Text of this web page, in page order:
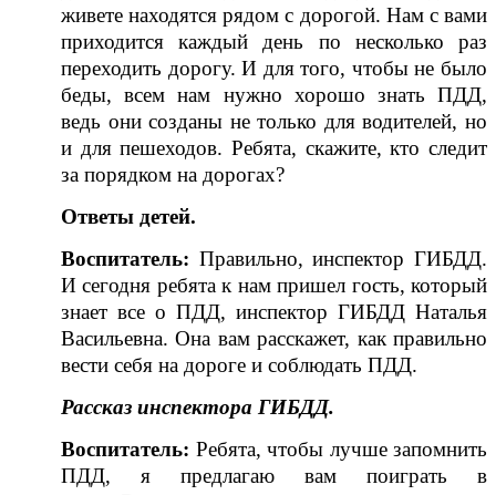
живете находятся рядом с дорогой. Нам с вами
приходится каждый день по несколько раз
переходить дорогу. И для того, чтобы не было
беды, всем нам нужно хорошо знать ПДД,
ведь они созданы не только для водителей, но
и для пешеходов. Ребята, скажите, кто следит
за порядком на дорогах?
Ответы детей.
Воспитатель: Правильно, инспектор ГИБДД.
И сегодня ребята к нам пришел гость, который
знает все о ПДД, инспектор ГИБДД Наталья
Васильевна. Она вам расскажет, как правильно
вести себя на дороге и соблюдать ПДД.
Рассказ инспектора ГИБДД.
Воспитатель: Ребята, чтобы лучше запомнить
ПДД, я предлагаю вам поиграть в